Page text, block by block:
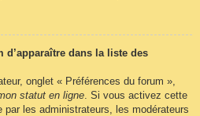
d’apparaître dans la liste des
onglet « Préférences du forum »,
statut en ligne . Si vous activez cette
les administrateurs, les modérateurs